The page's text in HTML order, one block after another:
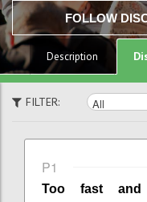
FOLLOW
Description
FILTER:
P1
Too fast